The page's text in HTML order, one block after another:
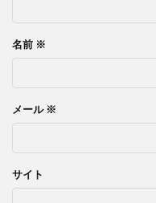
名前 ※
メール ※
サイト